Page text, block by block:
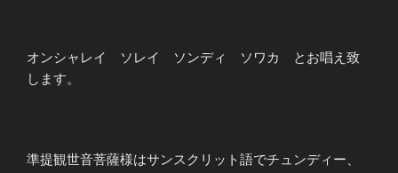
オンシャレイ ソレイ ソンディ ソワカ とお唱え致
します。
準提観世音菩薩様はサンスクリット語でチュンディー、